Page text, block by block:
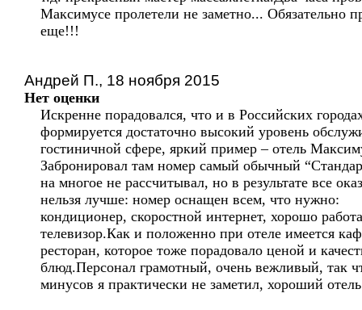
Максимусе пролетели не заметно... Обязательно
еще!!!
Андрей П., 18 ноября 2015
Нет оценки
Искренне порадовался, что и в Российских
формируется достаточно высокий уровень
гостиничной сфере, яркий пример – отель
Забронировал там номер самый обычный
на многое не рассчитывал, но в результате все
нельзя лучше: номер оснащен всем, что нужно:
кондиционер, скоростной интернет, хорошо
телевизор.Как и положенно при отеле имеется
ресторан, которое тоже порадовало ценой и
блюд.Персонал грамотный, очень вежливый, так
минусов я практически не заметил, хороший